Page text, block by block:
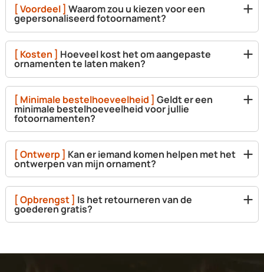
[ Voordeel ] Waarom zou u kiezen voor een
gepersonaliseerd fotoornament?
[ Kosten ] Hoeveel kost het om aangepaste
ornamenten te laten maken?
[ Minimale bestelhoeveelheid ] Geldt er een
minimale bestelhoeveelheid voor jullie
fotoornamenten?
[ Ontwerp ] Kan er iemand komen helpen met het
ontwerpen van mijn ornament?
[ Opbrengst ] Is het retourneren van de
goederen gratis?